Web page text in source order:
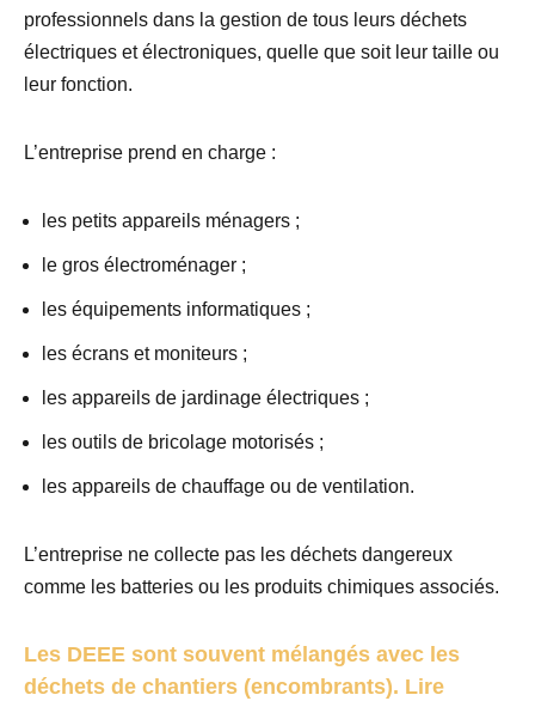
professionnels dans la gestion de tous leurs déchets
électriques et électroniques, quelle que soit leur taille ou
leur fonction.
L’entreprise prend en charge :
les petits appareils ménagers ;
le gros électroménager ;
les équipements informatiques ;
les écrans et moniteurs ;
les appareils de jardinage électriques ;
les outils de bricolage motorisés ;
les appareils de chauffage ou de ventilation.
L’entreprise ne collecte pas les déchets dangereux
comme les batteries ou les produits chimiques associés.
Les DEEE sont souvent mélangés avec les
déchets de chantiers (encombrants). Lire